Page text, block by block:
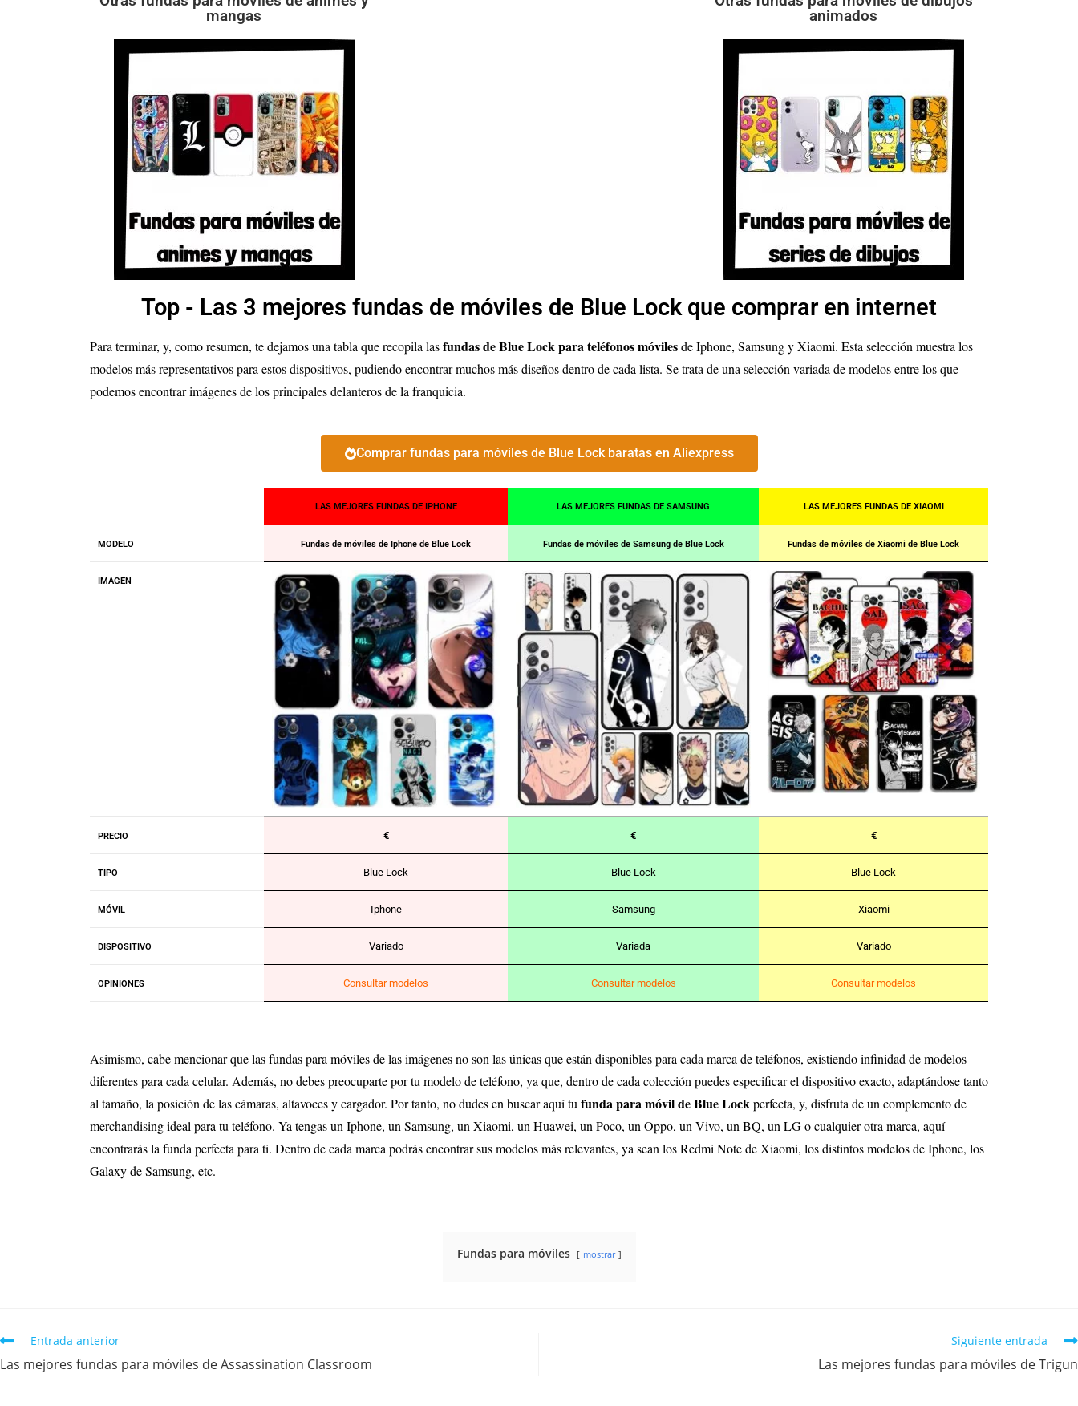
mangas
animados
Top - Las 3 mejores fundas de móviles de Blue Lock que comprar en internet
Para terminar, y, como resumen, te dejamos una tabla que recopila lasfundas de Blue Lock para teléfonos móvilesde Iphone, Samsung y Xiaomi. Esta selección muestra los
modelos más representativos para estos dispositivos, pudiendo encontrar muchos más diseños dentro de cada lista. Se trata de una selección variada de modelos entre los que
podemos encontrar imágenes de los principales delanteros de la franquicia.
Comprar fundas para móviles de Blue Lock baratas en Aliexpress
LAS MEJORES FUNDAS DE IPHONE LAS MEJORES FUNDAS DE SAMSUNG LAS MEJORES FUNDAS DE XIAOMI
MODELO Fundas de móviles de Iphone de Blue Lock Fundas de móviles de Samsung de Blue Lock Fundas de móviles de Xiaomi de Blue Lock
IMAGEN
PRECIO € € €
TIPO Blue Lock Blue Lock Blue Lock
MÓVIL Iphone Samsung Xiaomi
DISPOSITIVO Variado Variada Variado
OPINIONES Consultar modelos Consultar modelos Consultar modelos
Asimismo, cabe mencionar que las fundas para móviles de las imágenes no son las únicas que están disponibles para cada marca de teléfonos, existiendo infinidad de modelos
diferentes para cada celular. Además, no debes preocuparte por tu modelo de teléfono, ya que, dentro de cada colección puedes especificar el dispositivo exacto, adaptándose tanto
al tamaño, la posición de las cámaras, altavoces y cargador. Por tanto, no dudes en buscar aquí tu funda para móvil de Blue Lockperfecta, y, disfruta de un complemento de
merchandising ideal para tu teléfono. Ya tengas un Iphone, un Samsung, un Xiaomi, un Huawei, un Poco, un Oppo, un Vivo, un BQ, un LG o cualquier otra marca, aquí
encontrarás la funda perfecta para ti. Dentro de cada marca podrás encontrar sus modelos más relevantes, ya sean los Redmi Note de Xiaomi, los distintos modelos de Iphone, los
Galaxy de Samsung, etc.
Fundas para móviles mostrar
Entrada anterior
Las mejores fundas para móviles de Assassination Classroom
Siguiente entrada
Las mejores fundas para móviles de Trigun